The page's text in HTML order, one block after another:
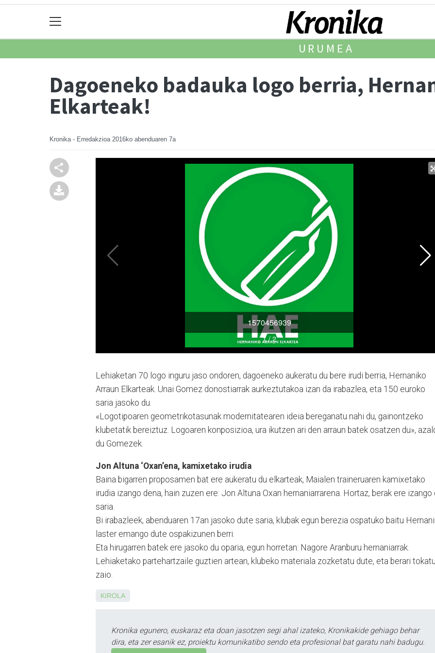
URUMEA
Dagoeneko badauka logo berria,
Elkarteak!
Kronika - Erredakzioa 2016ko abenduaren 7a
Lehiaketan 70 logo inguru jaso ondoren, dagoeneko auke­ratu du bere irudi berria, Her­naniko
Arraun Elkarteak. Unai Gomez donostiarrak aurkeztutakoa izan da irabazlea, eta 150 euroko
saria jasoko du.
«Logotipoaren geometrikotasunak modernitatearen ide­ia bereganatu nahi du, gainon­tze­ko
klubetatik bereiztuz. Lo­go­a­ren konposizioa, ura iku­tzen ari den arraun batek osa­tzen du»,
du Gomezek.
Jon Altuna ‘Oxan’ena, kamixetako irudia
Baina bigarren proposamen bat ere aukeratu du elkarteak, Maialen traineruaren kamixetako
irudia izan­go dena, hain zuzen ere: Jon Altuna Oxan hernaniarrarena. Hortaz, berak ere izango
saria.
Bi irabazleek, abenduaren 17an jasoko dute saria, klubak egun berezia ospatuko baitu
laster emango dute ospakizunen berri.
Eta hirugarren batek ere jasoko du oparia, egun horretan: Nagore Aranburu hernaniarrak.
Lehiaketako partehar­tzaile guztien artean, klube­ko materiala zozketatu dute, eta berari
zaio.
KIROLA
Kronika egunero, euskaraz eta doan jasotzen segi ahal izateko, Kronikakide gehiago behar
dira, eta zer esanik ez, proiektu komunikatibo sendo eta profesional bat garatu nahi badugu.